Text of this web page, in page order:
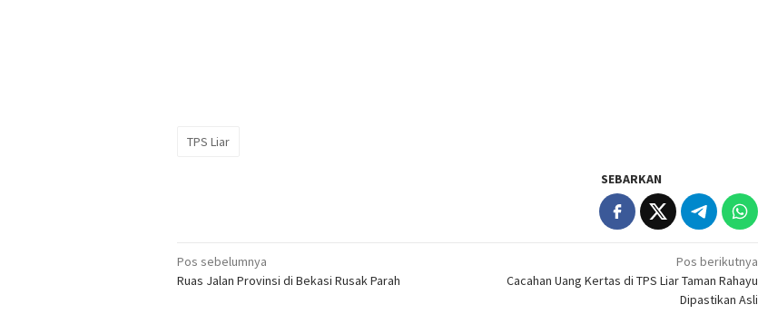
TPS Liar
SEBARKAN
Navigasi
pos
Pos sebelumnya
Ruas Jalan Provinsi di Bekasi Rusak Parah
Pos berikutnya
Cacahan Uang Kertas di TPS Liar Taman Rahayu
Dipastikan Asli